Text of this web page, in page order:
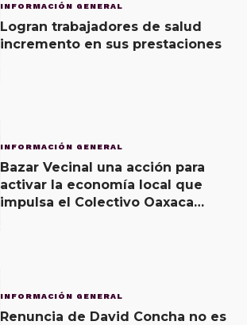
INFORMACIÓN GENERAL
Logran trabajadores de salud
incremento en sus prestaciones
INFORMACIÓN GENERAL
Bazar Vecinal una acción para
activar la economía local que
impulsa el Colectivo Oaxaca
INFORMACIÓN GENERAL
Renuncia de David Concha no es